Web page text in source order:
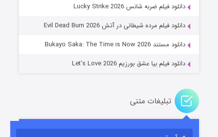
جادوگری در مغولستان
باب اسفنجی فصل ۱۷
دانلود فیلم ضربه شانس Lucky Strike 2026
دانلود فیلم مرده شیطانی در آتش Evil Dead Burn 2026
دانلود مستند Bukayo Saka: The Time is Now 2026
دانلود فیلم بیا عشق بورزیم Let’s Love 2026
تبلیغات متنی